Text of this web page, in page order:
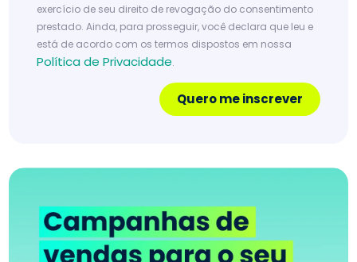
exercício de seu direito de revogação do consentimento
prestado. Ainda, para prosseguir, você declara que leu e
está de acordo com os termos dispostos em nossa
Política de Privacidade.
Quero me inscrever